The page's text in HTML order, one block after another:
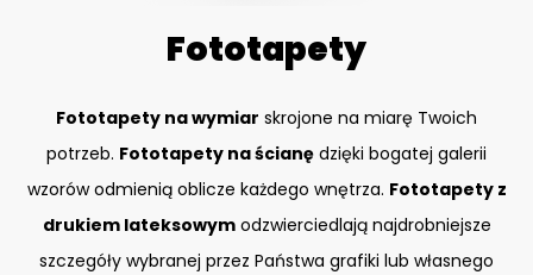
Fototapety
Fototapety na wymiar skrojone na miarę Twoich
potrzeb. Fototapety na ścianę dzięki bogatej galerii
wzorów odmienią oblicze każdego wnętrza. Fototapety z
drukiem lateksowymodzwierciedlają najdrobniejsze
szczegóły wybranej przez Państwa grafiki lub własnego